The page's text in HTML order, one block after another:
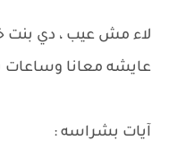
لاء مش عيب ، دي بنت
عايشه معانا وساعات
آيات بشراسه :